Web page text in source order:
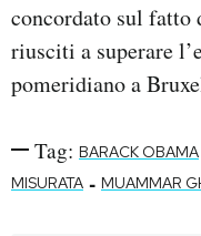
concordato sul fatto
riusciti a superare
pomeridiano a
Tag: BARACK OBAMA
MISURATA - MUAMMAR